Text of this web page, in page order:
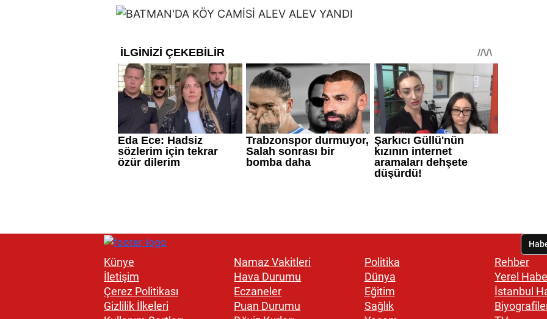
Künye
İletişim
Çerez Politikası
Gizlilik İlkeleri
Namaz Vakitleri
Hava Durumu
Eczaneler
Puan Durumu
Politika
Dünya
Eğitim
Sağlık
Rehber
Yerel
İstanbul